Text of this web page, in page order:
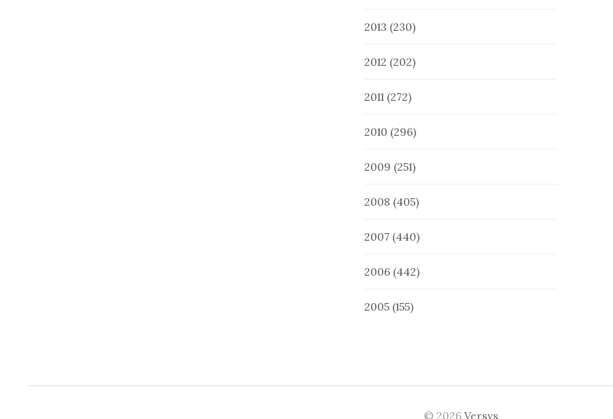
2013 (230)
2012 (202)
2011 (272)
2010 (296)
2009 (251)
2008 (405)
2007 (440)
2006 (442)
2005 (155)
© 2026 Versvs